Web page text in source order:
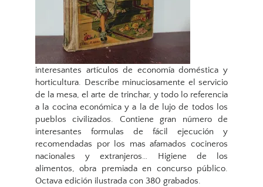
interesantes artículos de economía doméstica y
horticultura. Describe minuciosamente el servicio
de la mesa, el arte de trinchar, y todo lo referencia
a la cocina económica y a la de lujo de todos los
pueblos civilizados. Contiene gran número de
interesantes formulas de fácil ejecución y
recomendadas por los mas afamados cocineros
nacionales y extranjeros… Higiene de los
alimentos, obra premiada en concurso público.
Octava edición ilustrada con 380 grabados.